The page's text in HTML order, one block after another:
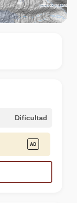
Dificultad